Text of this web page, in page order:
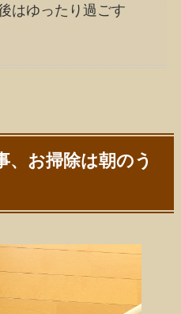
はゆったり過ごす
お掃除は朝のう